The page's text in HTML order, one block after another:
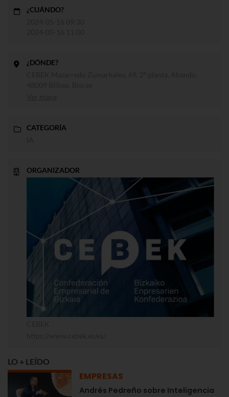
¿CUÁNDO?
¿DÓNDE?
CATEGORÍA
ORGANIZADOR
LO + LEÍDO
EMPRESAS
Andrés Pedreño sobre Inteligencia